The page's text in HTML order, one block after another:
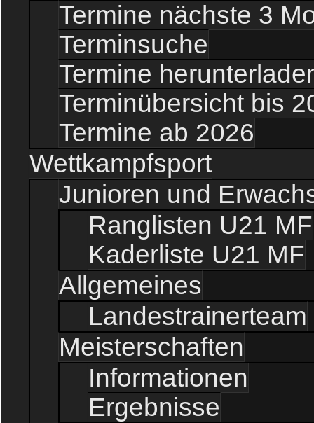
Termine nächste 3
Terminsuche
Termine
Terminübersicht bis
Termine ab 2026
Wettkampfsport
Junioren und
Ranglisten U21 MF
Kaderliste U21 MF
Allgemeines
Landestrainerteam
Meisterschaften
Informationen
Ergebnisse